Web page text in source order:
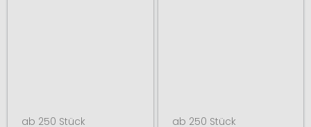
ab 250 Stück ab 250 Stück